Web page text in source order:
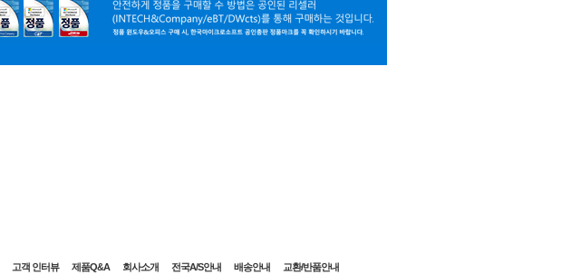
고객 인터뷰 제품Q&A 회사소개 전국A/S안내 배송안내 교환/반품안내